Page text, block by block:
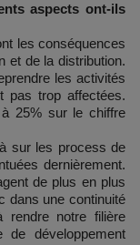
aspects ont-ils
les conséquences
et de la distribution.
les activités
pas trop affectées.
25% sur le chiffre
sur les process de
dernièrement.
de plus en plus
dans une continuité
rendre notre filière
de développement